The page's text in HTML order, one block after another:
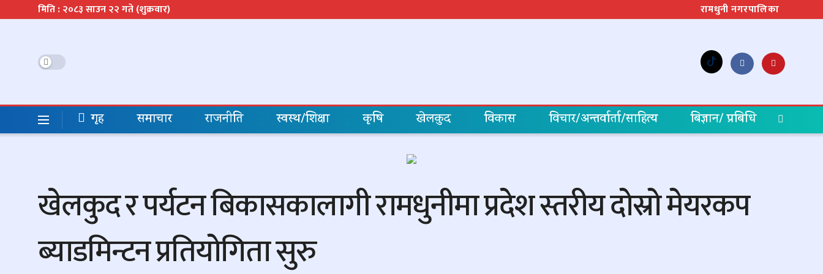
मिति : २०८३ साउन २२ गते (शुक्रवार) रामधुनी नगरपालिका
गृह समाचार राजनीति स्वस्थ/शिक्षा कृषि खेलकुद विकास विचार/अन्तर्वार्ता/साहित्य बिज्ञान/ प्रबिधि
खेलकुद र पर्यटन बिकासकालागी रामधुनीमा प्रदेश स्तरीय दोस्रो मेयरकप
ब्याडमिन्टन प्रतियोगिता सुरु